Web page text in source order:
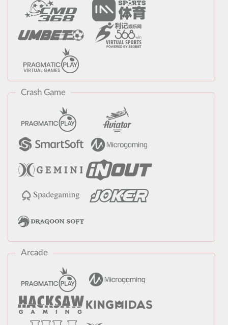
Crash Game
Arcade